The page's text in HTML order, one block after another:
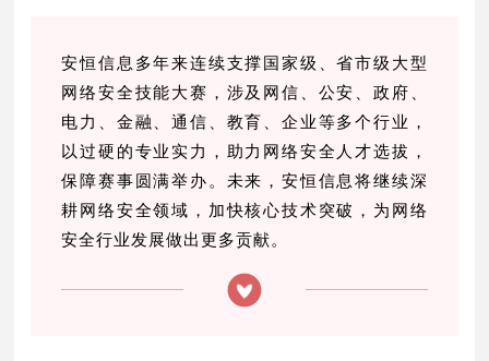
安恒信息多年来连续支撑国家级、省市级大型
网络安全技能大赛，涉及网信、公安、政府、
电力、金融、通信、教育、企业等多个行业，
以过硬的专业实力，助力网络安全人才选拔，
保障赛事圆满举办。未来，安恒信息将继续深
耕网络安全领域，加快核心技术突破，为网络
安全行业发展做出更多贡献。